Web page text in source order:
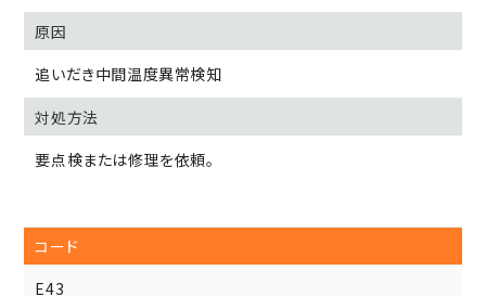
追いだき中間温度異常検知
要点検または修理を依頼。
E43